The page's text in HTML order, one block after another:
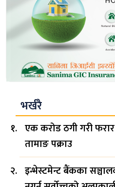
भर्खरै
एक करोड ठगी गरी
तामाङ पक्राउ
इन्भेस्टमेन्ट बैंकका